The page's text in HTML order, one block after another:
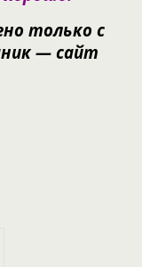
только с
— сайт